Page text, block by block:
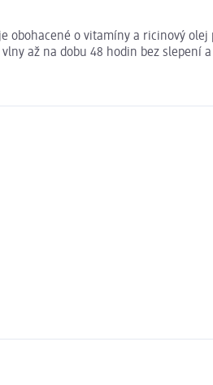
obohacené o vitamíny a ricinový
až na dobu 48 hodin bez slepení